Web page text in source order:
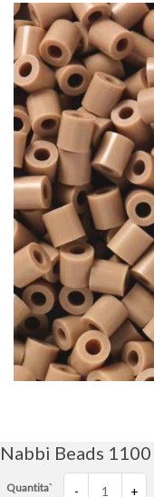
Vai
alla
fine
della
galleria
di
immagini
galleria
di
immagini
Nabbi Beads 1100
Quantita` - +